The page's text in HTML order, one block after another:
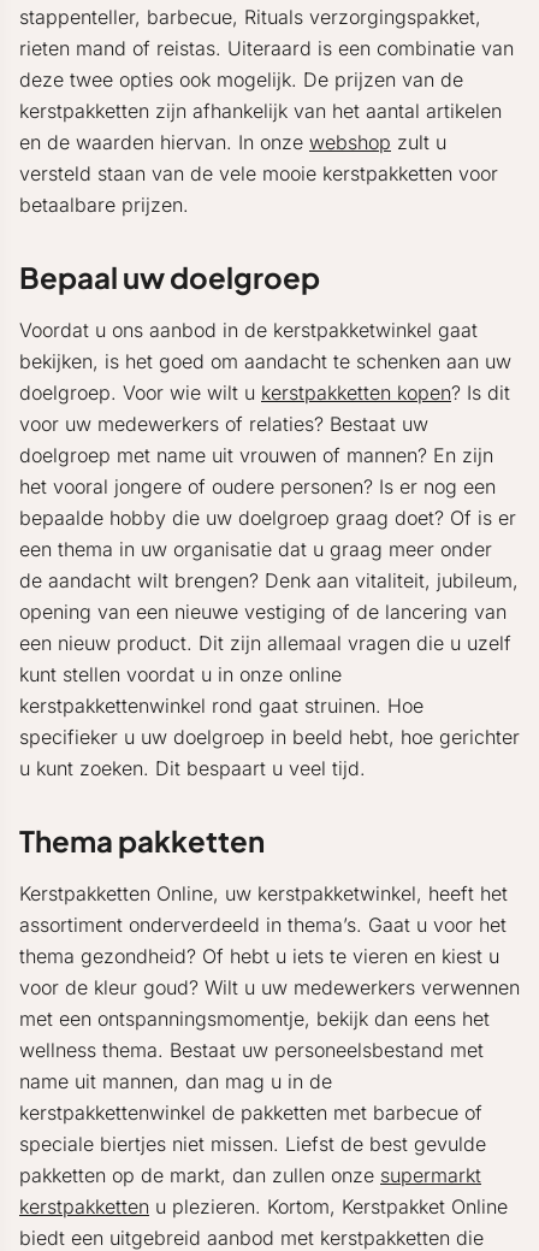
stappenteller, barbecue, Rituals verzorgingspakket,
rieten mand of reistas. Uiteraard is een combinatie van
deze twee opties ook mogelijk. De prijzen van de
kerstpakketten zijn afhankelijk van het aantal artikelen
en de waarden hiervan. In onze webshop zult u
versteld staan van de vele mooie kerstpakketten voor
betaalbare prijzen.
Bepaal uw doelgroep
Voordat u ons aanbod in de kerstpakketwinkel gaat
bekijken, is het goed om aandacht te schenken aan uw
doelgroep. Voor wie wilt u kerstpakketten kopen? Is dit
voor uw medewerkers of relaties? Bestaat uw
doelgroep met name uit vrouwen of mannen? En zijn
het vooral jongere of oudere personen? Is er nog een
bepaalde hobby die uw doelgroep graag doet? Of is er
een thema in uw organisatie dat u graag meer onder
de aandacht wilt brengen? Denk aan vitaliteit, jubileum,
opening van een nieuwe vestiging of de lancering van
een nieuw product. Dit zijn allemaal vragen die u uzelf
kunt stellen voordat u in onze online
kerstpakkettenwinkel rond gaat struinen. Hoe
specifieker u uw doelgroep in beeld hebt, hoe gerichter
u kunt zoeken. Dit bespaart u veel tijd.
Thema pakketten
Kerstpakketten Online, uw kerstpakketwinkel, heeft het
assortiment onderverdeeld in thema’s. Gaat u voor het
thema gezondheid? Of hebt u iets te vieren en kiest u
voor de kleur goud? Wilt u uw medewerkers verwennen
met een ontspanningsmomentje, bekijk dan eens het
wellness thema. Bestaat uw personeelsbestand met
name uit mannen, dan mag u in de
kerstpakkettenwinkel de pakketten met barbecue of
speciale biertjes niet missen. Liefst de best gevulde
pakketten op de markt, dan zullen onze supermarkt
kerstpakketten u plezieren. Kortom, Kerstpakket Online
biedt een uitgebreid aanbod met kerstpakketten die